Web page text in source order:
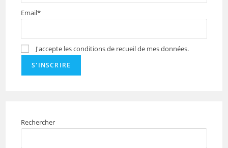
Email*
J'accepte les conditions de recueil de mes données.
Rechercher